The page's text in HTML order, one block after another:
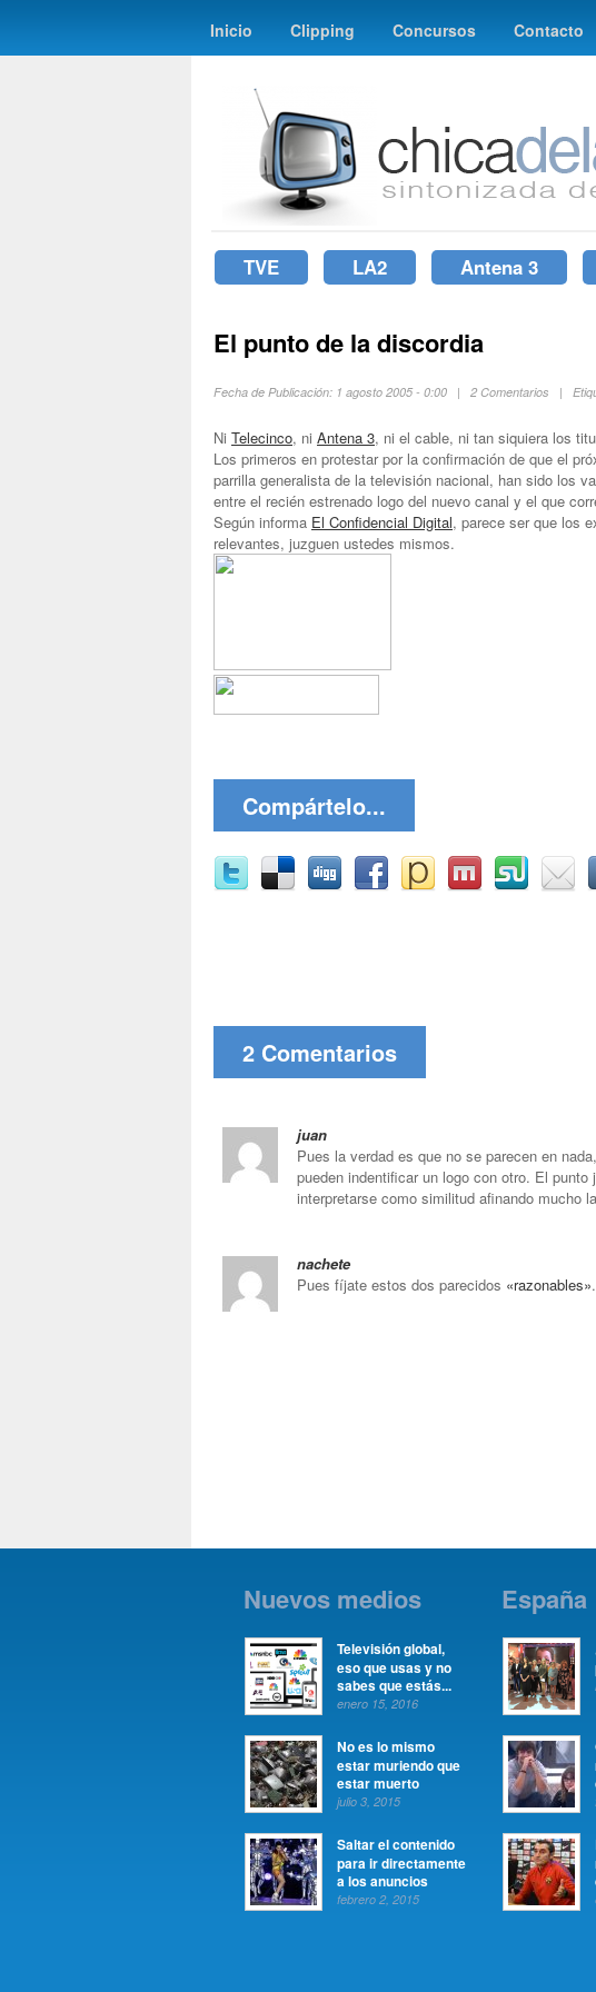
Inicio Clipping Concursos Contacto
TVE LA2 Antena 3
El punto de la discordia
Fecha de Publicación: 1 agosto 2005 - 0:00 | 2 Comentarios |
Ni Telecinco, ni Antena 3, ni el cable, ni tan siquiera los
Los primeros en protestar por la confirmación de que el
parrilla generalista de la televisión nacional, han sido los
entre el recién estrenado logo del nuevo canal y el que
Según informa El Confidencial Digital, parece ser que los
relevantes, juzguen ustedes mismos.
Compártelo...
2 Comentarios
juan
Pues la verdad es que no se parecen en
pueden indentificar un logo con otro. El punto
interpretarse como similitud afinando mucho
nachete
Pues fíjate estos dos parecidos «razonables».
Nuevos medios
Televisión global,
eso que usas y no
sabes que estás...
enero 15, 2016
No es lo mismo
estar muriendo que
estar muerto
julio 3, 2015
Saltar el contenido
para ir directamente
a los anuncios
febrero 2, 2015
España